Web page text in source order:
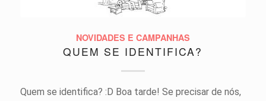
NOVIDADES E CAMPANHAS
QUEM SE IDENTIFICA?
Quem se identifica? :D Boa tarde! Se precisar de nós,